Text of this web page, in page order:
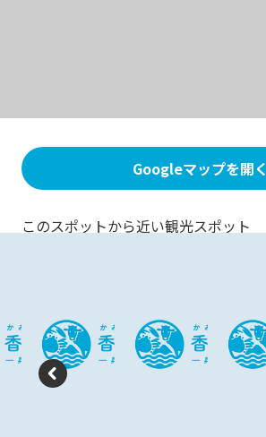
Googleマップを開く
このスポットから近い観光スポット
P